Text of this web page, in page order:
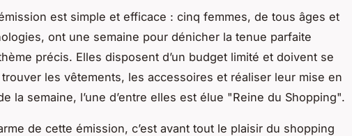
est simple et efficace : cinq femmes, de tous âges et
ont une semaine pour dénicher la tenue parfaite
précis. Elles disposent d’un budget limité et doivent se
les vêtements, les accessoires et réaliser leur mise en
la semaine, l’une d’entre elles est élue "Reine du Shopping".
de cette émission, c’est avant tout le plaisir du shopping